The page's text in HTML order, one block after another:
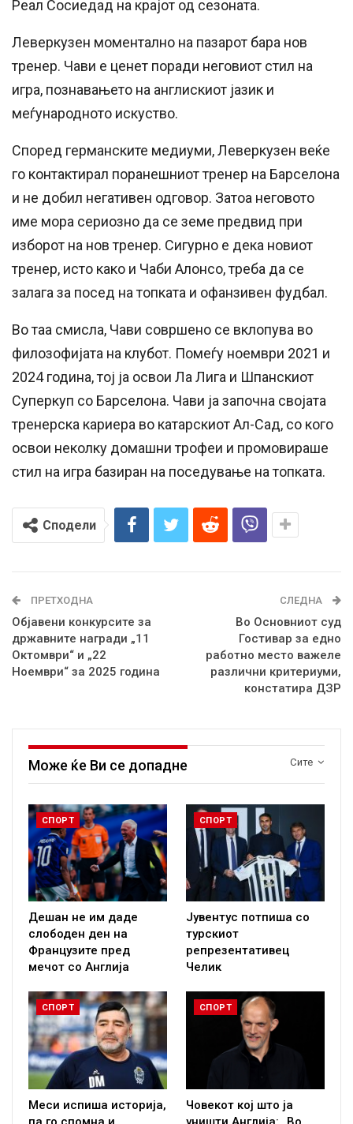
Реал Сосиедад на крајот од сезоната.
Леверкузен моментално на пазарот бара нов
тренер. Чави е ценет поради неговиот стил на
игра, познавањето на англискиот јазик и
меѓународното искуство.
Според германските медиуми, Леверкузен веќе
го контактирал поранешниот тренер на Барселона
и не добил негативен одговор. Затоа неговото
име мора сериозно да се земе предвид при
изборот на нов тренер. Сигурно е дека новиот
тренер, исто како и Чаби Алонсо, треба да се
залага за посед на топката и офанзивен фудбал.
Во таа смисла, Чави совршено се вклопува во
филозофијата на клубот. Помеѓу ноември 2021 и
2024 година, тој ја освои Ла Лига и Шпанскиот
Суперкуп со Барселона. Чави ја започна својата
тренерска кариера во катарскиот Ал-Сад, со кого
освои неколку домашни трофеи и промовираше
стил на игра базиран на поседување на топката.
Сподели
ПРЕТХОДНА
Објавени конкурсите за
државните награди „11
Oктомври“ и „22
Ноември“ за 2025 година
СЛЕДНА
Во Основниот суд
Гостивар за едно
работно место важеле
различни критериуми,
констатира ДЗР
Сите
Може ќе Ви се допадне
СПОРТ
Дешан не им даде
слободен ден на
Французите пред
мечот со Англија
СПОРТ
Јувентус потпиша со
турскиот
репрезентативец
Челик
СПОРТ
Меси испиша историја,
СПОРТ
Човекот кој што ја